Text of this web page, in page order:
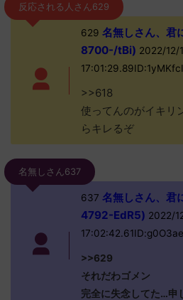
反応される人さん629
629 名無しさん、君
8700-/tBi) 2022/12/
>>618
使ってんのがイキリ
らキレるぞ
名無しさん637
637 名無しさん、君
4792-EdR5) 2022/
>>629
それだわゴメン
完全に失念してた…申